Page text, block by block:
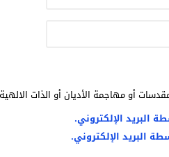
أو مهاجمة الأديان أو الذات
البريد الإلكتروني.
البريد الإلكتروني.